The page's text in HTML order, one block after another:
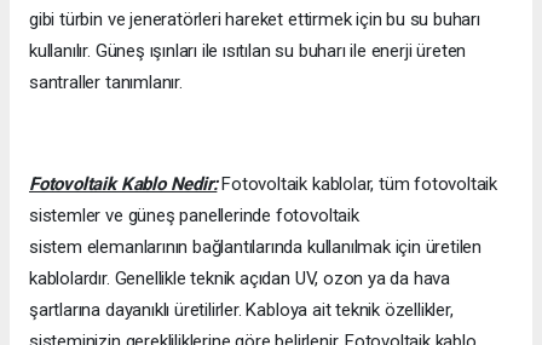
gibi türbin ve jeneratörleri hareket ettirmek için bu su buharı
kullanılır. Güneş ışınları ile ısıtılan su buharı ile enerji üreten
santraller tanımlanır.
Fotovoltaik Kablo Nedir:Fotovoltaik kablolar, tüm fotovoltaik
sistemler ve güneş panellerinde fotovoltaik
sistem elemanlarının bağlantılarında kullanılmak için üretilen
kablolardır. Genellikle teknik açıdan UV, ozon ya da hava
şartlarına dayanıklı üretilirler. Kabloya ait teknik özellikler,